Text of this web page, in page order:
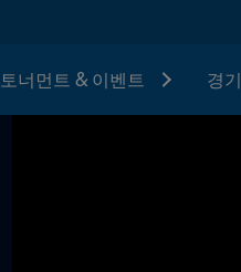
토너먼트 & 이벤트 경